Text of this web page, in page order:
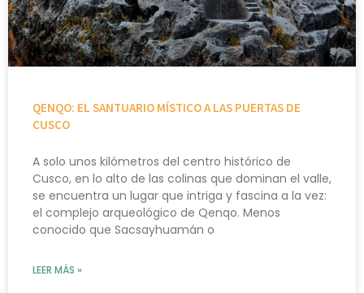
QENQO: EL SANTUARIO MÍSTICO A LAS PUERTAS DE
CUSCO
A solo unos kilómetros del centro histórico de
Cusco, en lo alto de las colinas que dominan el valle,
se encuentra un lugar que intriga y fascina a la vez:
el complejo arqueológico de Qenqo. Menos
conocido que Sacsayhuamán o
LEER MÁS »